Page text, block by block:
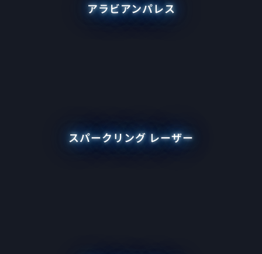
アラビアンパレス
スパークリング レーザー